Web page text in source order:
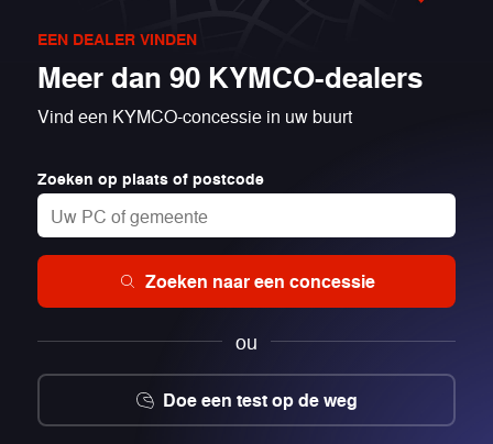
Remmen
voor
2 Schijfrem ABS
Schijfrem ABS
Band voor 120/70-15
Band achter 150/70-14
Drooggewicht 213 kg
EEN DEALER VINDEN
Meer dan 90 KYMCO-dealers
Vind een KYMCO-concessie in uw buurt
Zoeken op plaats of postcode
Zoeken naar een concessie
ou
Doe een test op de weg